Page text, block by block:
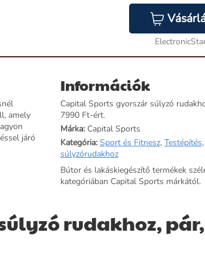
amely
járó
Információk
Capital Sports gyorszár súlyzó
7990 Ft-ért.
Márka:Capital Sports
Kategória: Sport és Fitnesz, Testépítés,
súlyzórudakhoz
Bútor és lakáskiegészítő termékek
kategóriában Capital Sports márkától.
rudakhoz,